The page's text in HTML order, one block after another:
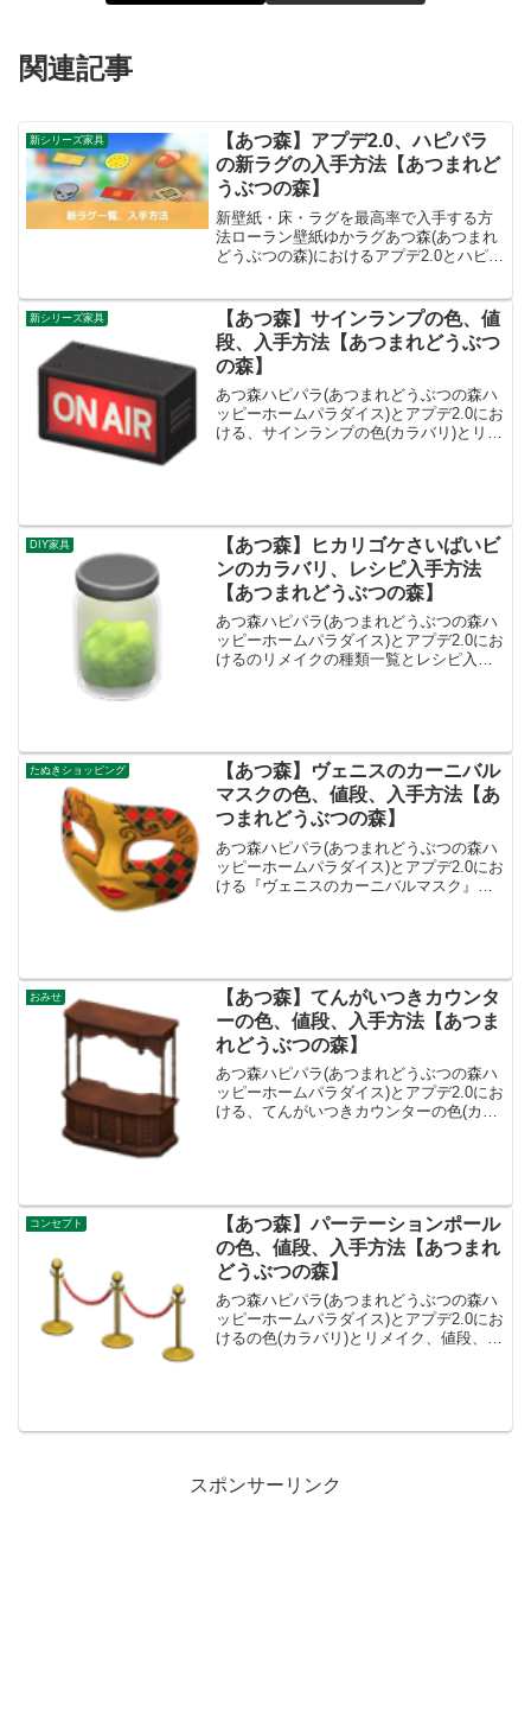
関連記事
新シリーズ家具
【あつ森】アプデ2.0、ハピパラ
の新ラグの入手方法【あつまれど
うぶつの森】
新壁紙・床・ラグを最高率で入手する方
法ローラン壁紙ゆかラグあつ森(あつまれ
どうぶつの森)におけるアプデ2.0とハピパ
す。別荘コーディネートで効率よく入手!
別荘づくり...
新シリーズ家具
【あつ森】サインランプの色、値
段、入手方法【あつまれどうぶつ
の森】
あつ森ハピパラ(あつまれどうぶつの森ハ
ッピーホームパラダイス)とアプデ2.0にお
ける、サインランプの色(カラバリ)とリメ
DIY家具
【あつ森】ヒカリゴケさいばいビ
ンのカラバリ、レシピ入手方法
【あつまれどうぶつの森】
あつ森ハピパラ(あつまれどうぶつの森ハ
ッピーホームパラダイス)とアプデ2.0にお
けるのリメイクの種類一覧とレシピ入手
たぬきショッピング
【あつ森】ヴェニスのカーニバル
マスクの色、値段、入手方法【あ
つまれどうぶつの森】
あつ森ハピパラ(あつまれどうぶつの森ハ
ッピーホームパラダイス)とアプデ2.0にお
ける『ヴェニスのカーニバルマスク』の
おみせ
【あつ森】てんがいつきカウンタ
ーの色、値段、入手方法【あつま
れどうぶつの森】
あつ森ハピパラ(あつまれどうぶつの森ハ
ッピーホームパラダイス)とアプデ2.0にお
ける、てんがいつきカウンターの色(カラ
コンセプト
【あつ森】パーテーションポール
の色、値段、入手方法【あつまれ
どうぶつの森】
あつ森ハピパラ(あつまれどうぶつの森ハ
ッピーホームパラダイス)とアプデ2.0にお
けるの色(カラバリ)とリメイク、値段、種
スポンサーリンク